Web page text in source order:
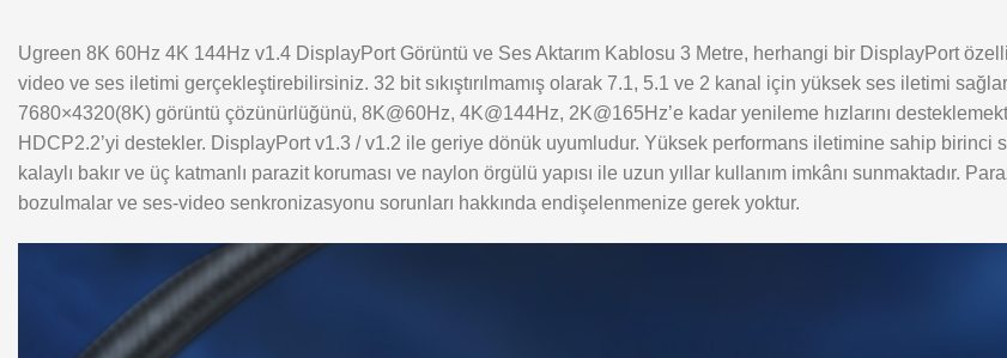
Ugreen 8K 60Hz 4K 144Hz v1.4 DisplayPort Görüntü ve Ses Aktarım Kablosu 3 Metre, herhangi bir DisplayPort
video ve ses iletimi gerçekleştirebilirsiniz. 32 bit sıkıştırılmamış olarak 7.1, 5.1 ve 2 kanal için yüksek ses iletimi
7680×4320(8K) görüntü çözünürlüğünü, 8K@60Hz, 4K@144Hz, 2K@165Hz’e kadar yenileme hızlarını
HDCP2.2’yi destekler. DisplayPort v1.3 / v1.2 ile geriye dönük uyumludur. Yüksek performans iletimine sahip birinci
kalaylı bakır ve üç katmanlı parazit koruması ve naylon örgülü yapısı ile uzun yıllar kullanım imkânı sunmaktadır.
bozulmalar ve ses-video senkronizasyonu sorunları hakkında endişelenmenize gerek yoktur.